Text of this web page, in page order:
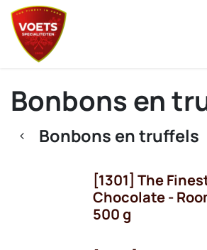
Overslaan naar inhoud
Bonbons en
Bonbons en truffels
[1301] The
Chocolate -
500 g